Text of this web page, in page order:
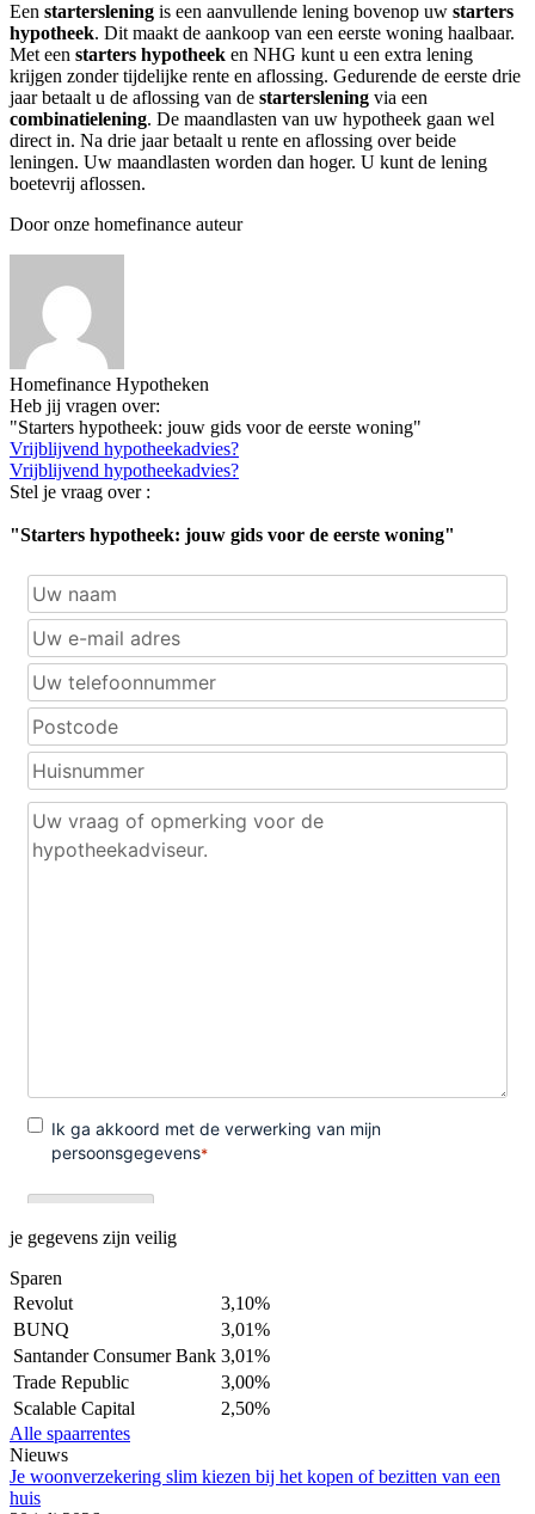
Een starterslening is een aanvullende lening bovenop uw starters
hypotheek. Dit maakt de aankoop van een eerste woning haalbaar.
Met een starters hypotheek en NHG kunt u een extra lening
krijgen zonder tijdelijke rente en aflossing. Gedurende de eerste drie
jaar betaalt u de aflossing van de starterslening via een
combinatielening. De maandlasten van uw hypotheek gaan wel
direct in. Na drie jaar betaalt u rente en aflossing over beide
leningen. Uw maandlasten worden dan hoger. U kunt de lening
boetevrij aflossen.
Door onze homefinance auteur
Homefinance Hypotheken
Heb jij vragen over:
"Starters hypotheek: jouw gids voor de eerste woning"
Vrijblijvend hypotheekadvies?
Vrijblijvend hypotheekadvies?
Stel je vraag over :
"Starters hypotheek: jouw gids voor de eerste woning"
je gegevens zijn veilig
Sparen
Revolut
3,10%
BUNQ
3,01%
Santander Consumer Bank 3,01%
Trade Republic
3,00%
Scalable Capital
2,50%
Alle spaarrentes
Nieuws
Je woonverzekering slim kiezen bij het kopen of bezitten van een
huis